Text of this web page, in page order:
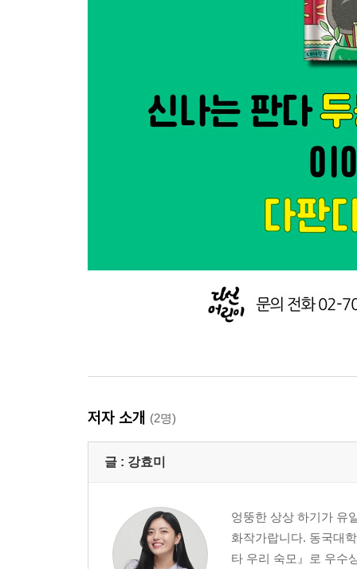
저자 소개 (2명)
글 : 강효미
엉뚱한 상상 하기가 유
화작가랍니다. 동국대
타 우리 숙모』로 우수